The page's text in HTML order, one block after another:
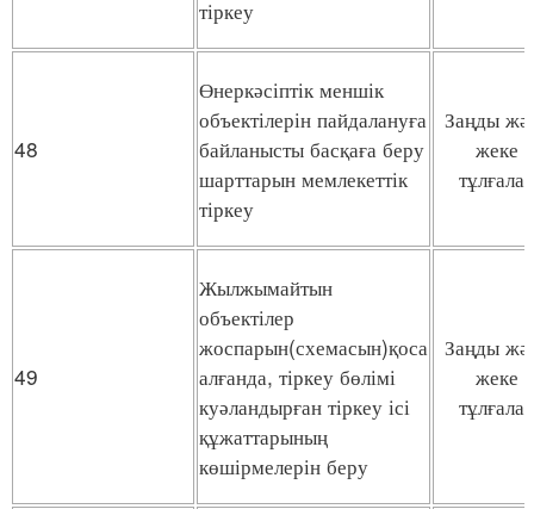
тіркеу
48
Өнеркәсіптік меншік
объектілерін пайдалануға
байланысты басқаға беру
шарттарын мемлекеттік
тіркеу
Заңды
жеке
тұлғалар
49
Жылжымайтын
объектілер
жоспарын(схемасын)қоса
алғанда, тіркеу бөлімі
куәландырған тіркеу ісі
құжаттарының
көшірмелерін беру
Заңды
жеке
тұлғалар